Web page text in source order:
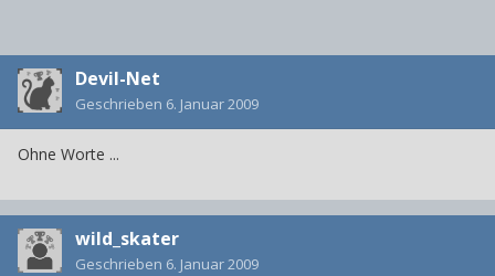
Devil-Net
Geschrieben 6. Januar 2009
Ohne Worte ...
wild_skater
Geschrieben 6. Januar 2009